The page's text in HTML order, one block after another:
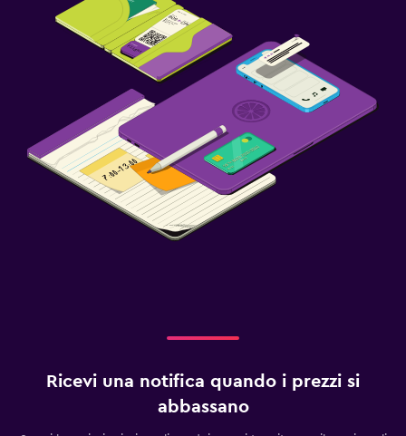
Ricevi una notifica quando i prezzi si
abbassano